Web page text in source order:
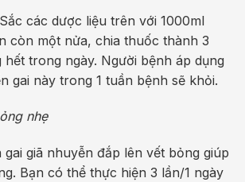
các dược liệu trên với 1000ml
còn một nửa, chia thuốc thành 3
hết trong ngày. Người bệnh áp dụng
gai này trong 1 tuần bệnh sẽ khỏi.
nhẹ
gai giã nhuyễn đắp lên vết bỏng giúp
Bạn có thể thực hiện 3 lần/1 ngày